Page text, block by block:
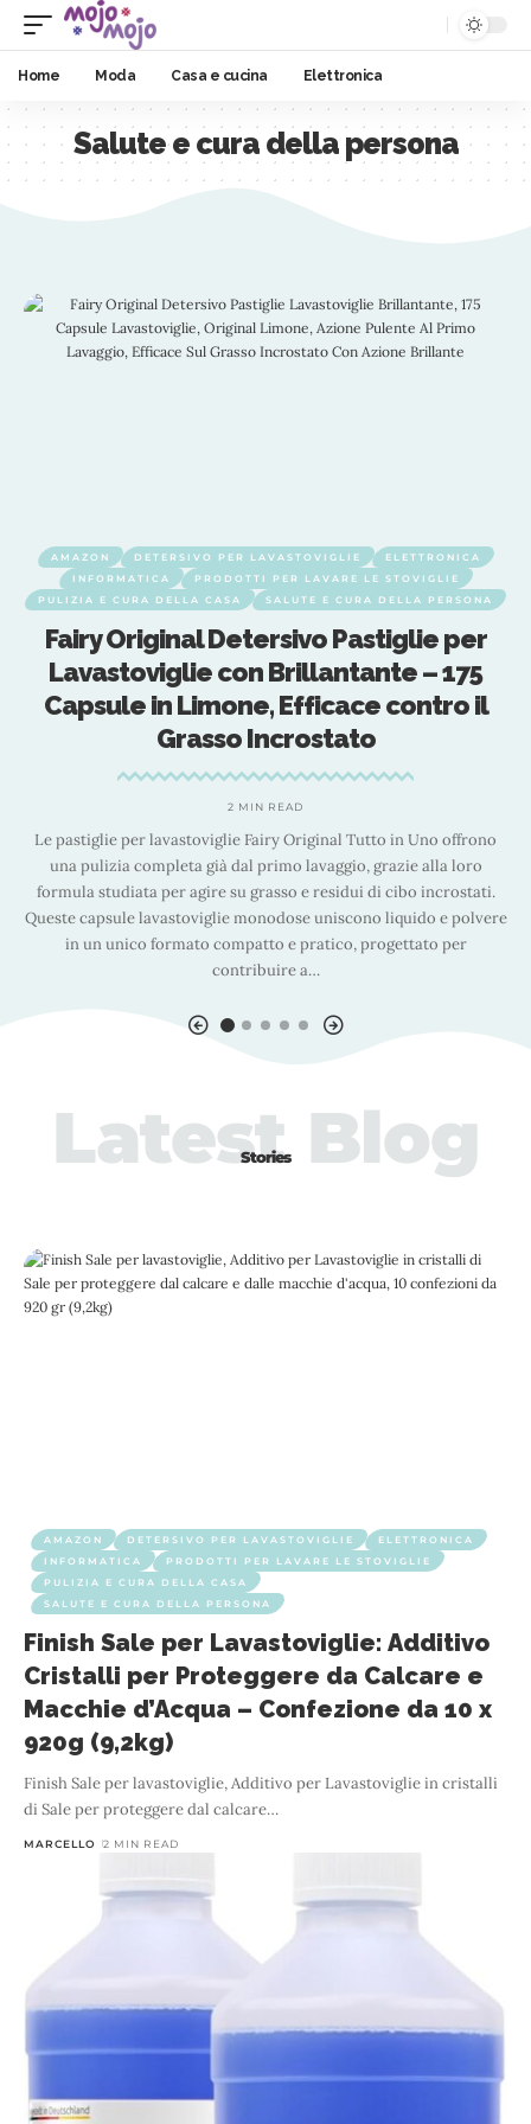
Home Moda Casa e cucina Elettronica
Salute e cura della persona
DETERSIVO PER LAVASTOVIGLIE
ELETTRONICA
PRODOTTI PER LAVARE LE STOVIGLIE
DELLA CASA
SALUTE E CURA DELLA PERSONA
Detersivo Pastiglie per
con Brillantante – 175
in Limone, Efficace contro il
Grasso Incrostato
lavastoviglie Fairy Original Tutto in Uno offrono
già dal primo lavaggio, grazie alla loro
per agire su grasso e residui di cibo incrostati.
lavastoviglie monodose uniscono liquido e polvere
formato compatto e pratico, progettato per
AMAZON
PULIZIA E CURA
Pril Gold
Ostinati
Pril Gold Tabs è
alleato per il
impeccabile
Tabs 10 Azioni è
lo sporco
Stories
Latest Blog
AMAZON DETERSIVO PER LAVASTOVIGLIE
ELETTRONICA
INFORMATICA
PRODOTTI PER LAVARE LE STOVIGLIE
PULIZIA E CURA DELLA CASA
SALUTE E CURA DELLA PERSONA
Finish Sale per Lavastoviglie: Additivo
Cristalli per Proteggere da Calcare e
Macchie d’Acqua – Confezione da 10 x
920g (9,2kg)
Finish Sale per lavastoviglie, Additivo per Lavastoviglie in cristalli
di Sale per proteggere dal calcare…
MARCELLO 2 MIN READ